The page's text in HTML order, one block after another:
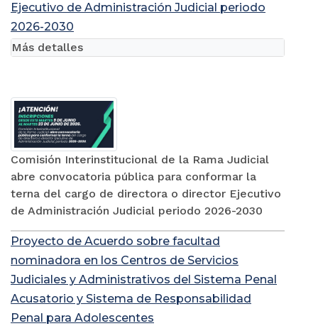
Ejecutivo de Administración Judicial periodo
2026-2030
Comisión Interinstitucional de la Rama Judicial
abre convocatoria pública para conformar la
terna del cargo de directora o director Ejecutivo
de Administración Judicial periodo 2026-2030
Más detalles
Proyecto de Acuerdo sobre facultad
nominadora en los Centros de Servicios
Judiciales y Administrativos del Sistema Penal
Acusatorio y Sistema de Responsabilidad
Penal para Adolescentes